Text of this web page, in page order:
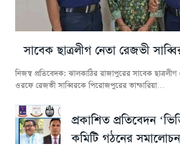
সাবেক ছাত্রলীগ নেতা রেজভী
নিজস্ব প্রতিবেদক: ঝালকাঠির রাজাপুরের সাবেক
ওরফে রেজভী সাব্বিরকে পিরোজপুরের ভান্ডারিয়া…
প্রকাশিত প্রতিবেদন
কমিটি গঠনের